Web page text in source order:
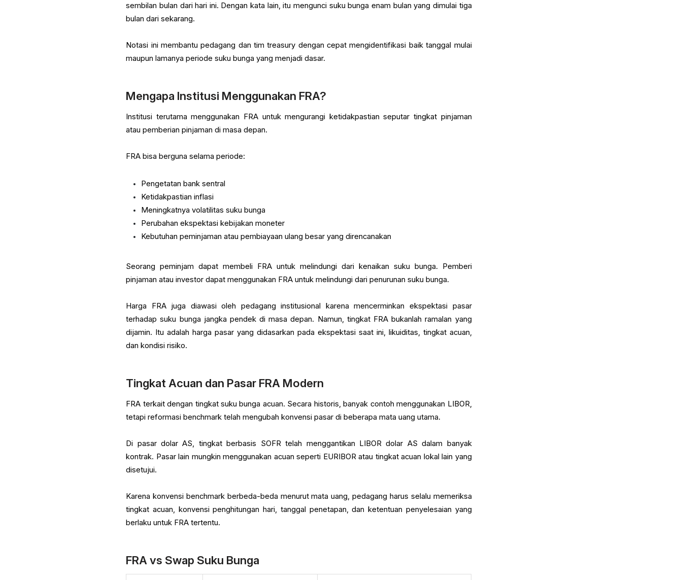
sembilan bulan dari hari ini. Dengan kata lain, itu mengunci suku bunga enam bulan yang dimulai tiga
bulan dari sekarang.
Notasi ini membantu pedagang dan tim treasury dengan cepat mengidentifikasi baik tanggal mulai
maupun lamanya periode suku bunga yang menjadi dasar.
Mengapa Institusi Menggunakan FRA?
Institusi terutama menggunakan FRA untuk mengurangi ketidakpastian seputar tingkat pinjaman
atau pemberian pinjaman di masa depan.
FRA bisa berguna selama periode:
Pengetatan bank sentral
Ketidakpastian inflasi
Meningkatnya volatilitas suku bunga
Perubahan ekspektasi kebijakan moneter
Kebutuhan peminjaman atau pembiayaan ulang besar yang direncanakan
Seorang peminjam dapat membeli FRA untuk melindungi dari kenaikan suku bunga. Pemberi
pinjaman atau investor dapat menggunakan FRA untuk melindungi dari penurunan suku bunga.
Harga FRA juga diawasi oleh pedagang institusional karena mencerminkan ekspektasi pasar
terhadap suku bunga jangka pendek di masa depan. Namun, tingkat FRA bukanlah ramalan yang
dijamin. Itu adalah harga pasar yang didasarkan pada ekspektasi saat ini, likuiditas, tingkat acuan,
dan kondisi risiko.
Tingkat Acuan dan Pasar FRA Modern
FRA terkait dengan tingkat suku bunga acuan. Secara historis, banyak contoh menggunakan LIBOR,
tetapi reformasi benchmark telah mengubah konvensi pasar di beberapa mata uang utama.
Di pasar dolar AS, tingkat berbasis SOFR telah menggantikan LIBOR dolar AS dalam banyak
kontrak. Pasar lain mungkin menggunakan acuan seperti EURIBOR atau tingkat acuan lokal lain yang
disetujui.
Karena konvensi benchmark berbeda-beda menurut mata uang, pedagang harus selalu memeriksa
tingkat acuan, konvensi penghitungan hari, tanggal penetapan, dan ketentuan penyelesaian yang
berlaku untuk FRA tertentu.
FRA vs Swap Suku Bunga